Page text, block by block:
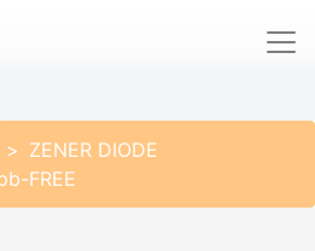
ZENER DIODE
FREE